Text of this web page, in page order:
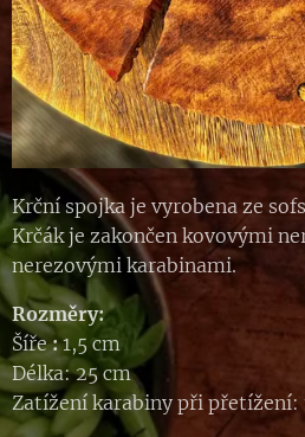
Krční spojka je vyrobena ze
Krčák je zakončen kovovými
nerezovými karabinami.
Rozměry:
Šíře:1,5 cm
Délka: 25 cm
Zatížení karabiny při přetížení: